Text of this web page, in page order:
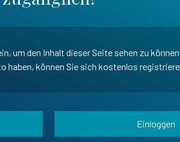
um den Inhalt dieser Seite sehen zu
haben, können Sie sich kostenlos
Einloggen